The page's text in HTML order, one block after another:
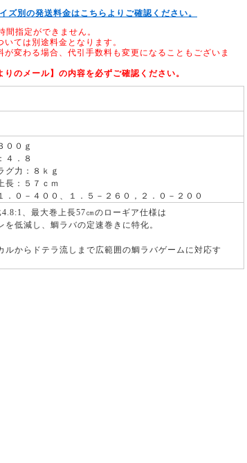
ズ別の発送料金はこちらよりご確認ください。
指定ができません。
ては別途料金となります。
変わる場合、代引手数料も変更になることもございま
のメール】の内容を必ずご確認ください。
００ｇ
４．８
グ力：８ｋｇ
長：５７ｃｍ
．０－４００、１．５－２６０，２．０－２００
、最大巻上長57㎝のローギア仕様は
を低減し、鯛ラバの定速巻きに特化。
ルからドテラ流しまで広範囲の鯛ラバゲームに対応す